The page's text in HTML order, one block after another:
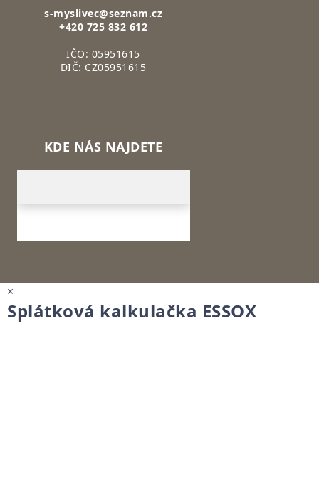
s-myslivec@seznam.cz
+420 725 832 612
IČO: 05951615
DIČ: CZ05951615
KDE NÁS NAJDETE
×
Splátková kalkulačka ESSOX